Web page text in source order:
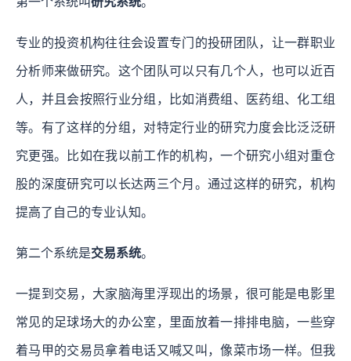
专业的投资机构往往会设置专门的投研团队，让一群职业
分析师来做研究。这个团队可以只有几个人，也可以近百
人，并且会按照行业分组，比如消费组、医药组、化工组
等。有了这样的分组，对特定行业的研究力度会比泛泛研
究更强。比如在我以前工作的机构，一个研究小组对重仓
股的深度研究可以长达两三个月。通过这样的研究，机构
提高了自己的专业认知。
第二个系统是交易系统。
一提到交易，大家脑海里浮现出的场景，很可能是电影里
常见的足球场大的办公室，里面放着一排排电脑，一些穿
着马甲的交易员拿着电话又喊又叫，像菜市场一样。但我